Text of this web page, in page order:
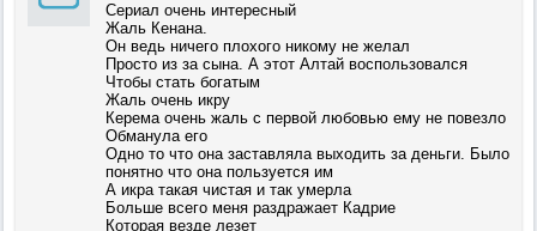
Сериал очень интересный
Жаль Кенана.
Он ведь ничего плохого никому не желал
Просто из за сына. А этот Алтай воспользовался
Чтобы стать богатым
Жаль очень икру
Керема очень жаль с первой любовью ему не повезло
Обманула его
Одно то что она заставляла выходить за деньги. Было
понятно что она пользуется им
А икра такая чистая и так умерла
Больше всего меня раздражает Кадрие
Которая везде лезет